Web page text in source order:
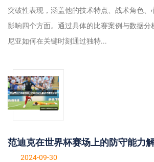
突破性表现，涵盖他的技术特点、战术角色、
影响四个方面。通过具体的比赛案例与数据分
尼亚如何在关键时刻通过独特...
范迪克在世界杯赛场上的防守能力
2024-09-30